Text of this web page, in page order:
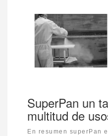
SuperPan un
multitud de
En resumen superPan